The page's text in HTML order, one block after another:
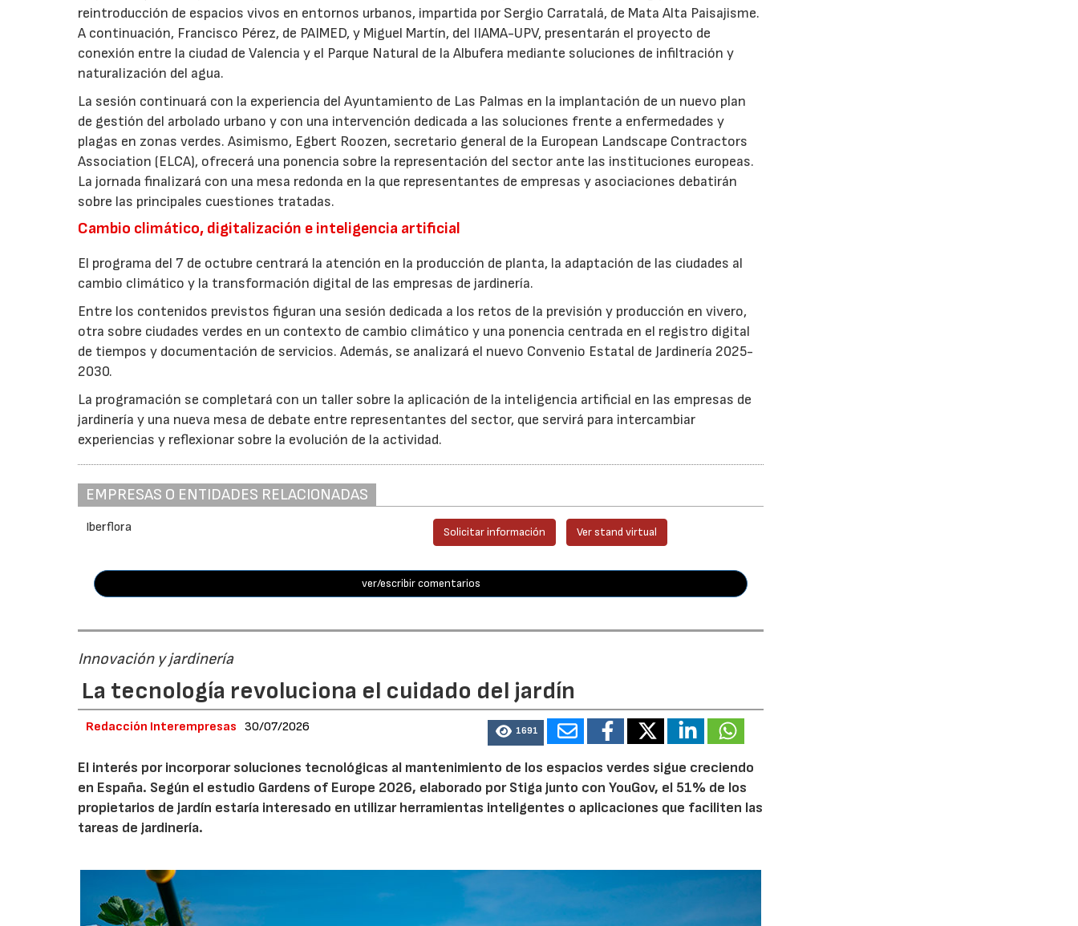
reintroducción de espacios vivos en entornos urbanos, impartida por Sergio Carratalá, de Mata Alta Paisajisme.
A continuación, Francisco Pérez, de PAIMED, y Miguel Martín, del IIAMA-UPV, presentarán el proyecto de
conexión entre la ciudad de Valencia y el Parque Natural de la Albufera mediante soluciones de infiltración y
naturalización del agua.
La sesión continuará con la experiencia del Ayuntamiento de Las Palmas en la implantación de un nuevo plan
de gestión del arbolado urbano y con una intervención dedicada a las soluciones frente a enfermedades y
plagas en zonas verdes. Asimismo, Egbert Roozen, secretario general de la European Landscape Contractors
Association (ELCA), ofrecerá una ponencia sobre la representación del sector ante las instituciones europeas.
La jornada finalizará con una mesa redonda en la que representantes de empresas y asociaciones debatirán
sobre las principales cuestiones tratadas.
Cambio climático, digitalización e inteligencia artificial
El programa del 7 de octubre centrará la atención en la producción de planta, la adaptación de las ciudades al
cambio climático y la transformación digital de las empresas de jardinería.
Entre los contenidos previstos figuran una sesión dedicada a los retos de la previsión y producción en vivero,
otra sobre ciudades verdes en un contexto de cambio climático y una ponencia centrada en el registro digital
de tiempos y documentación de servicios. Además, se analizará el nuevo Convenio Estatal de Jardinería 2025-
2030.
La programación se completará con un taller sobre la aplicación de la inteligencia artificial en las empresas de
jardinería y una nueva mesa de debate entre representantes del sector, que servirá para intercambiar
experiencias y reflexionar sobre la evolución de la actividad.
EMPRESAS O ENTIDADES RELACIONADAS
Iberflora Solicitar información Ver stand virtual
ver/escribir comentarios
Innovación y jardinería
La tecnología revoluciona el cuidado del jardín
Redacción Interempresas 30/07/2026 1691
El interés por incorporar soluciones tecnológicas al mantenimiento de los espacios verdes sigue creciendo
en España. Según el estudio Gardens of Europe 2026, elaborado por Stiga junto con YouGov, el 51% de los
propietarios de jardín estaría interesado en utilizar herramientas inteligentes o aplicaciones que faciliten las
tareas de jardinería.